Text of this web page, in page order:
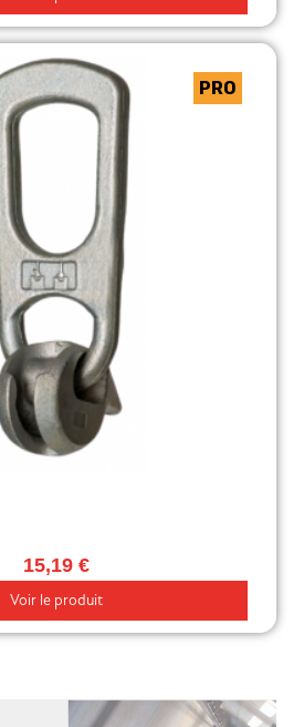
15,19 €
Voir le produit